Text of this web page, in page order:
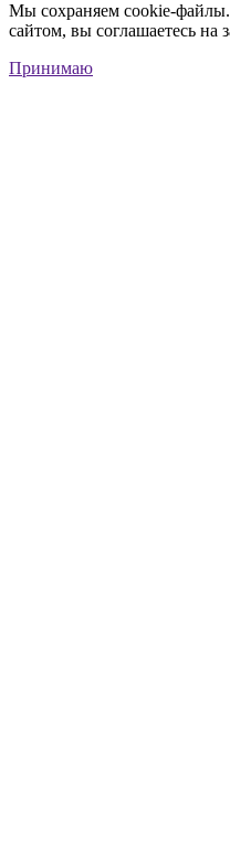
Мы сохраняем cookie-файлы.
сайтом, вы соглашаетесь на
Принимаю